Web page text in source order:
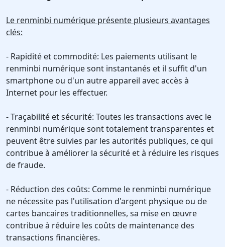
Le renminbi numérique présente plusieurs avantages
clés:
- Rapidité et commodité: Les paiements utilisant le
renminbi numérique sont instantanés et il suffit d'un
smartphone ou d'un autre appareil avec accès à
Internet pour les effectuer.
- Traçabilité et sécurité: Toutes les transactions avec le
renminbi numérique sont totalement transparentes et
peuvent être suivies par les autorités publiques, ce qui
contribue à améliorer la sécurité et à réduire les risques
de fraude.
- Réduction des coûts: Comme le renminbi numérique
ne nécessite pas l'utilisation d'argent physique ou de
cartes bancaires traditionnelles, sa mise en œuvre
contribue à réduire les coûts de maintenance des
transactions financières.